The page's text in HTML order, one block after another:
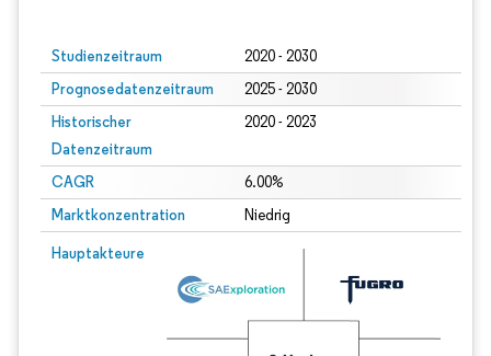
Studienzeitraum 2020 - 2030
Prognosedatenzeitraum 2025 - 2030
Historischer
Datenzeitraum
2020 - 2023
CAGR 6.00%
Marktkonzentration Niedrig
Hauptakteure